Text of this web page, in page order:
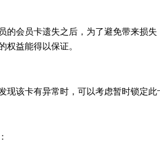
会员卡遗失之后，为了避免带来损失
权益能得以保证。
该卡有异常时，可以考虑暂时锁定此